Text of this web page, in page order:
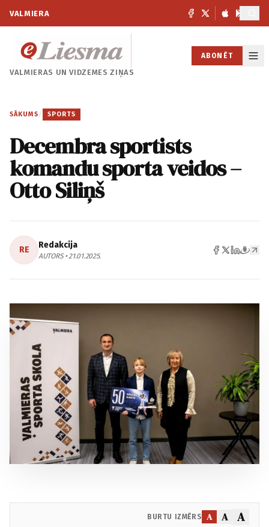
VALMIERA
VALMIERAS UNVIDZEMES ZIŅAS
ABONĒT
SĀKUMS / SPORTS
Decembra sportists
komandu sporta veidos –
Otto Siliņš
RE Redakcija
AUTORS • 21.01.2025.
BURTU IZMĒRS A A A